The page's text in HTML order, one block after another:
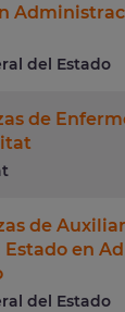
del Estado
de
de Auxiliar
en
del Estado